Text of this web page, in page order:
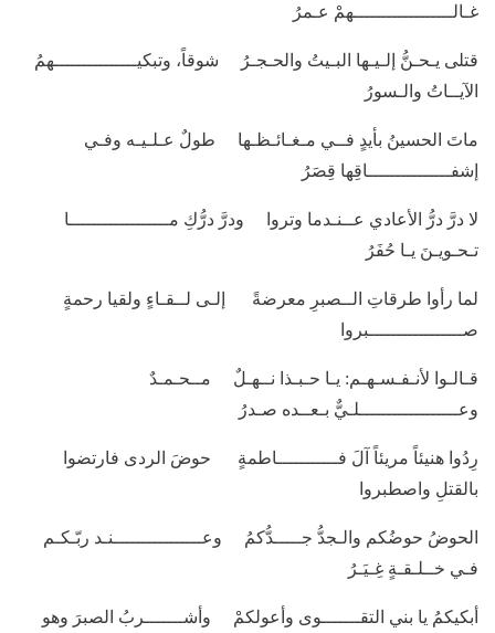
غـالــــــــــــــــــهمْ عـمرُ
قتلى يـحـنُّ إلـيـها البـيتُ والحـجـرُ شوقاً، وتبكيـــــــــــــــهمُ
الآيــاتُ والـسورُ
ماتَ الحسينُ بأيدٍ فــي مـغـائـظـها طولٌ عـلـيـه وفـي
إشفـــــــــــــــاقِها قِصَرُ
لا درَّ درُّ الأعادي عــنـدما وتروا ودرَّ درُّكِ مــــــــــــــــــا
تـحـويـنَ يـا حُفَرُ
لما رأوا طرقاتِ الــصبرِ معرضةً إلـى لــقـاءٍ ولقيا رحمةٍ
صـــــــــــــــــبروا
قـالـوا لأنـفـسـهـم: يـا حـبـذا نــهـلٌ مــحـمـدٌ
وعــــــــــــــــــلـيٌّ بـعــده صـدرُ
رِدُوا هنيئاً مريئاً آلَ فـــــــــــاطمةٍ حوضَ الردى فارتضوا
بالقتلِ واصطبروا
الحوضُ حوضُكم والـجدُّ جـــــدُّكمُ وعــــــــــــــــنـد ربّـكـم
فـي خــلـقـةٍ غِـيَـرُ
أبكيكمُ يا بني التقـــــــوى وأعولكمْ وأشـــــــربُ الصبرَ وهو